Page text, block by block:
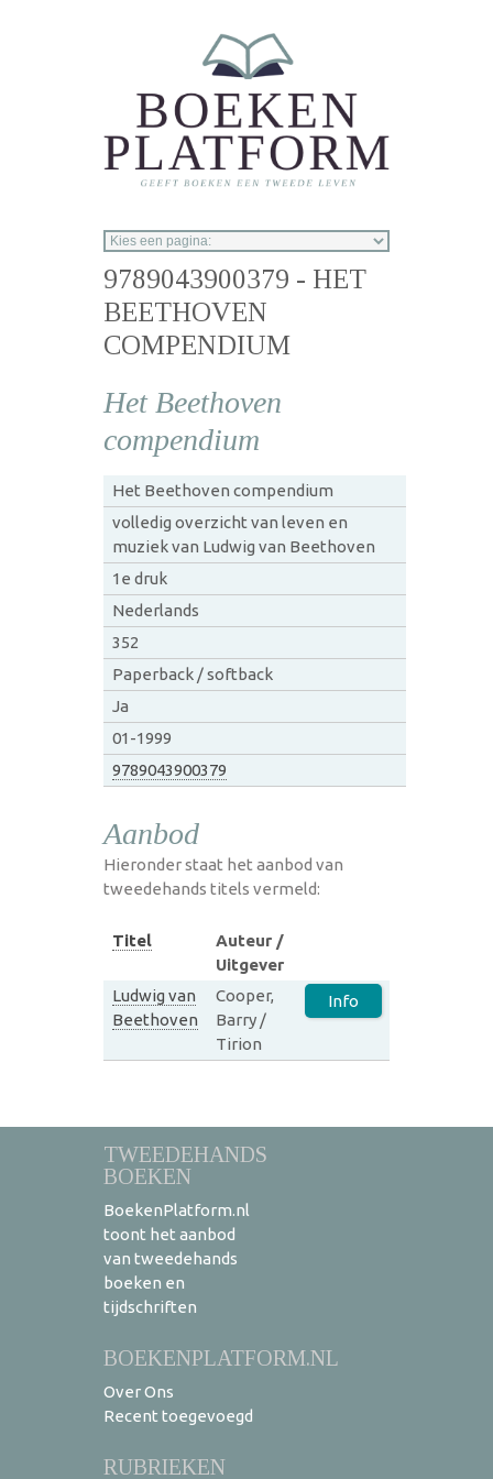
9789043900379 - HET
BEETHOVEN
COMPENDIUM
Het Beethoven
compendium
Het Beethoven compendium
volledig overzicht van leven en
muziek van Ludwig van Beethoven
1e druk
Nederlands
352
Paperback / softback
Ja
01-1999
9789043900379
Aanbod
Hieronder staat het aanbod van
tweedehands titels vermeld:
Titel
Auteur /
Uitgever
Ludwig van
Beethoven
Cooper,
Barry /
Tirion
Info
TWEEDEHANDS
BOEKEN
BoekenPlatform.nl
toont het aanbod
van tweedehands
boeken en
tijdschriften
BOEKENPLATFORM.NL
Over Ons
Recent toegevoegd
RUBRIEKEN